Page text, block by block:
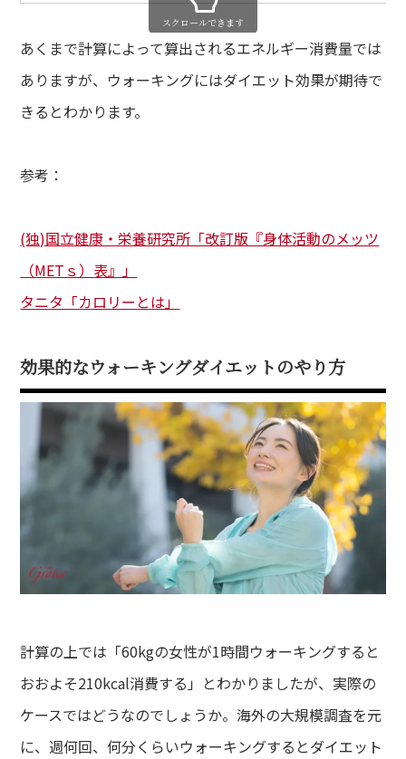
スクロールできます
あくまで計算によって算出されるエネルギー消費量では
ありますが、ウォーキングにはダイエット効果が期待で
きるとわかります。
参考：
(独)国立健康・栄養研究所「改訂版『身体活動のメッツ
（METｓ）表』」
タニタ「カロリーとは」
効果的なウォーキングダイエットのやり方
計算の上では「60kgの女性が1時間ウォーキングすると
おおよそ210kcal消費する」とわかりましたが、実際の
ケースではどうなのでしょうか。海外の大規模調査を元
に、週何回、何分くらいウォーキングするとダイエット